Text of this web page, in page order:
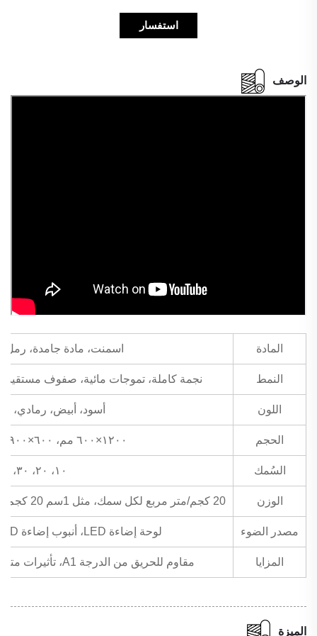
استفسار
الوصف
المادة اسمنت، مادة جامدة، رمل،
النمط نجمة كاملة، تموجات مائية، صفوف
اللون أسود، أبيض، رمادي،
الحجم ١٢٠٠×٦٠٠ مم، ٦٠٠×٩٠٠ مم، وأبعاد مخصصة
السُمك ١٠، ٢٠، ٣٠، ٥٠، إلخ
الوزن 20 كجم/متر مربع لكل سمك، مثل 1سم 20 كجم/متر مربع، 2سم 40 كجم/متر مربع، وهكذا
مصدر الضوء لوحة إضاءة LED، أنبوب إضاءة LED، شريط إضاءة LED، إلخ.
المزايا مقاوم للحريق من الدرجة A1، تأثيرات متنوعة، مرونة عالية، يدعم التخصيص
الميزة